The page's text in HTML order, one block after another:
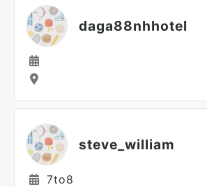
daga88nhhotel
steve_william
7to8